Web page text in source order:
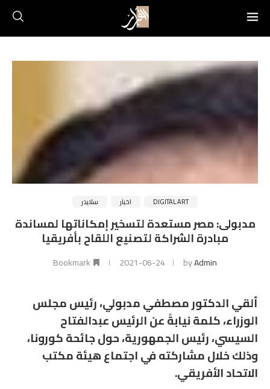
DIGITAL ART اخبار سلايدر
مدبولى: مصر مستعدة لتسخير إمكاناتها لمساندة
مبادرة الشراكة لتصنيع اللقاح بأفريقيا
byAdmin
2021-06-24
Bookmark
ألقي الدكتور مصطفي مدبولي، رئيس مجلس
الوزراء، كلمة نيابةً عن الرئيس عبدالفتاح
السيسي، رئيس الجمهورية، حول جائحة كورونا،
وذلك خلال مشاركته في اجتماع هيئة مكتب
الاتحاد الأفريقي.